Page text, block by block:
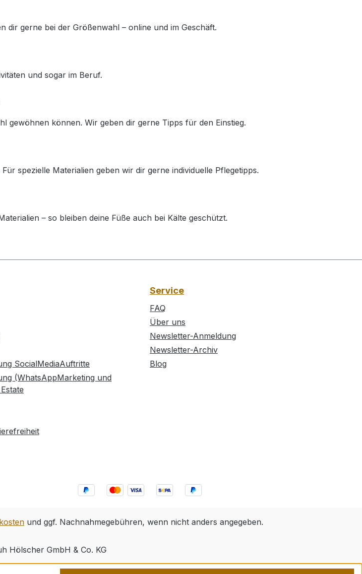
gerne bei der Größenwahl – online und im Geschäft.
und sogar im Beruf.
gewöhnen können. Wir geben dir gerne Tipps für den Einstieg.
spezielle Materialien geben wir dir gerne individuelle Pflegetipps.
– so bleiben deine Füße auch bei Kälte geschützt.
SocialMediaAuftritte
(WhatsAppMarketing und
Service
FAQ
Über uns
Newsletter-Anmeldung
Newsletter-Archiv
Blog
und ggf. Nachnahmegebühren, wenn nicht anders angegeben.
Hölscher GmbH & Co. KG